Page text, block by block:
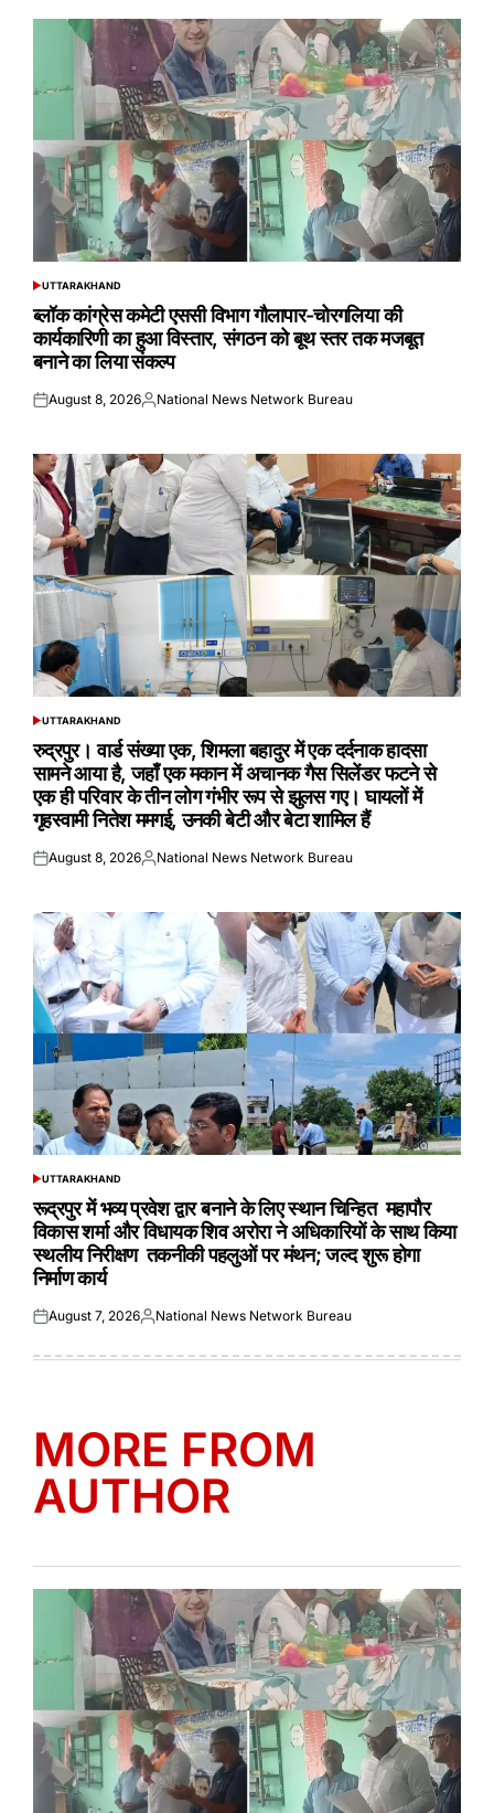
POSTED
UTTARAKHAND
ब्लॉक कांग्रेस कमेटी एससी विभाग गौलापार-चोरगलिया की
कार्यकारिणी का हुआ विस्तार, संगठन को बूथ स्तर तक मजबूत
बनाने का लिया संकल्प
Posted
August 8, 2026Posted
National News Network Bureau
POSTED
UTTARAKHAND
रुद्रपुर। वार्ड संख्या एक, शिमला बहादुर में एक दर्दनाक हादसा
सामने आया है, जहाँ एक मकान में अचानक गैस सिलेंडर फटने से
एक ही परिवार के तीन लोग गंभीर रूप से झुलस गए। घायलों में
गृहस्वामी नितेश ममगई, उनकी बेटी और बेटा शामिल हैं
Posted
August 8, 2026Posted
National News Network Bureau
POSTED
UTTARAKHAND
रूद्रपुर में भव्य प्रवेश द्वार बनाने के लिए स्थान चिन्हित महापौर
विकास शर्मा और विधायक शिव अरोरा ने अधिकारियों के साथ किया
स्थलीय निरीक्षण तकनीकी पहलुओं पर मंथन; जल्द शुरू होगा
निर्माण कार्य
Posted
August 7, 2026Posted
National News Network Bureau
MORE FROM
AUTHOR